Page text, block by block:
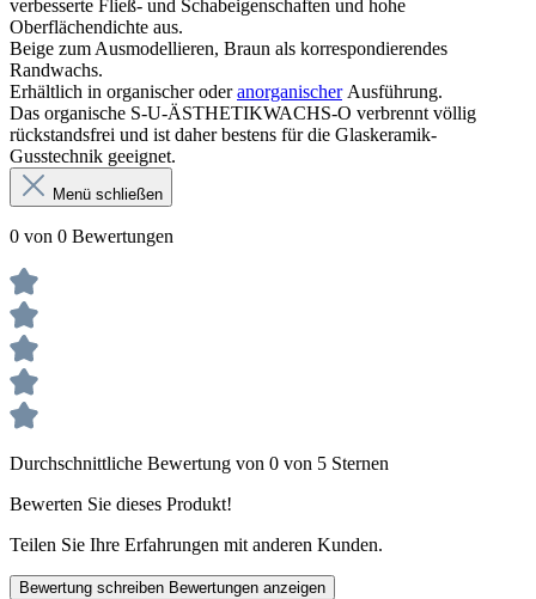
verbesserte Fließ- und Schabeigenschaften und hohe
Oberflächendichte aus.
Beige zum Ausmodellieren, Braun als korrespondierendes
Randwachs.
Erhältlich in organischer oderanorganischerAusführung.
Das organische S-U-ÄSTHETIKWACHS-O verbrennt völlig
rückstandsfrei und ist daher bestens für die Glaskeramik-
Gusstechnik geeignet.
Menü schließen
0 von 0 Bewertungen
Durchschnittliche Bewertung von 0 von 5 Sternen
Bewerten Sie dieses Produkt!
Teilen Sie Ihre Erfahrungen mit anderen Kunden.
Bewertung schreiben Bewertungen anzeigen